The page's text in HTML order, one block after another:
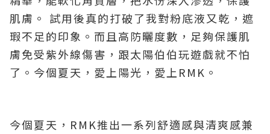
肌膚。 試用後真的打破了我對粉底液又乾，遮
瑕不足的印象。而且高防曬度數，足夠保護肌
膚免受紫外線傷害，跟太陽伯伯玩遊戲就不怕
了。今個夏天，愛上陽光，愛上RMK。
今個夏天，RMK推出一系列舒適感與清爽感兼